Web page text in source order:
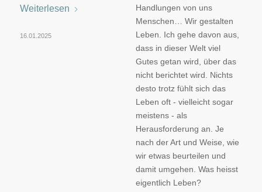
Weiterlesen
16.01.2025
Handlungen von uns
Menschen… Wir gestalten
Leben. Ich gehe davon aus,
dass in dieser Welt viel
Gutes getan wird, über das
nicht berichtet wird. Nichts
desto trotz fühlt sich das
Leben oft - vielleicht sogar
meistens - als
Herausforderung an. Je
nach der Art und Weise, wie
wir etwas beurteilen und
damit umgehen. Was heisst
eigentlich Leben?